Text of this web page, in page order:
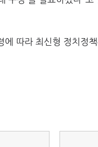
따라 최신형 정치정